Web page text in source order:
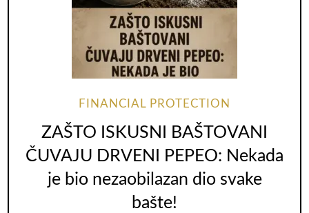
FINANCIAL PROTECTION
ZAŠTO ISKUSNI BAŠTOVANI
ČUVAJU DRVENI PEPEO: Nekada
je bio nezaobilazan dio svake
bašte!